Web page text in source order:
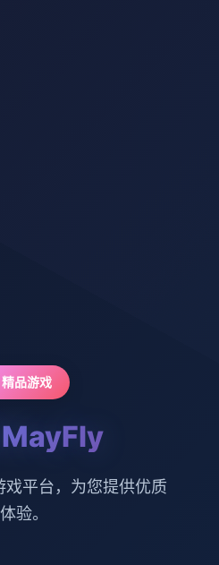
精品游戏
平台，为您提供优质
验。